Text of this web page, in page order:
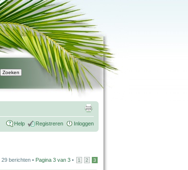
Help Registreren Inloggen
29 berichten • Pagina 3 van 3 • 1 2 3